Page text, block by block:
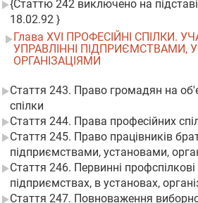
{Статтю 242 виключено на
18.02.92 }
Глава XVI ПРОФЕСІЙНІ СПІЛКИ.
УПРАВЛІННІ ПІДПРИЄМСТВАМИ,
ОРГАНІЗАЦІЯМИ
Стаття 243. Право громадян на
спілки
Стаття 244. Права професійних
Стаття 245. Право працівників
підприємствами, установами,
Стаття 246. Первинні профспілкові
підприємствах, в установах,
Стаття 247. Повноваження